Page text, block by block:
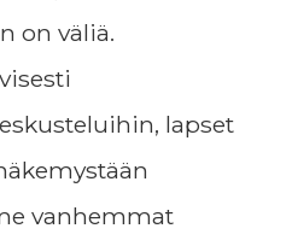
on väliä.
lapset
vanhemmat